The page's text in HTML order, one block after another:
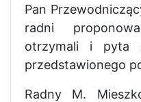
Pan
radni
otrzymali i
przedstawionego
Radny M.